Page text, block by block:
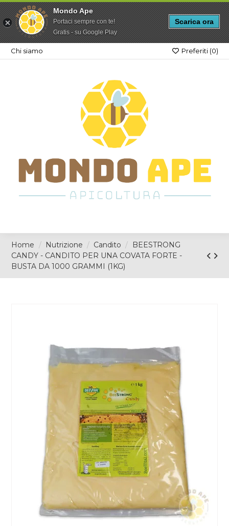
Mondo Ape
Portaci sempre con te!
Gratis - su Google Play
Scarica ora
Chi siamo Preferiti (0)
Home Nutrizione Candito
BEESTRONG
CANDY - CANDITO PER UNA COVATA FORTE -
BUSTA DA 1000 GRAMMI (1KG)